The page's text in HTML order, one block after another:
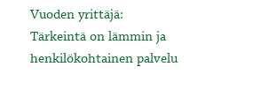
Vuoden yrittäjä:
Tärkeintä on lämmin ja
henkilökohtainen palvelu